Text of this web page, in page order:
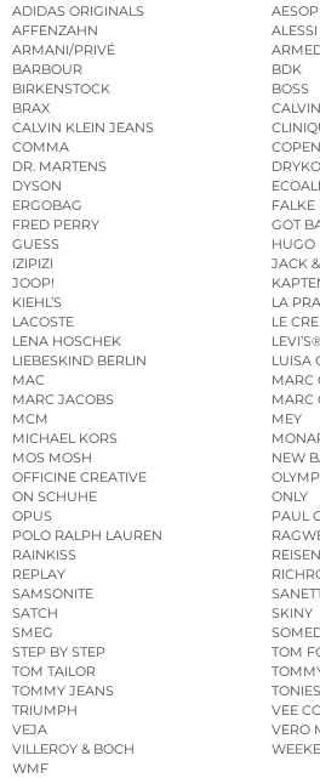
ADIDAS ORIGINALS
AESOP
AFFENZAHN
ALESSI
ARMANI/PRIVÉ
BARBOUR
BDK
BIRKENSTOCK
BOSS
BRAX
CALVIN KLEIN JEANS
COMMA
DR. MARTENS
DYSON
ERGOBAG
FALKE
FRED PERRY
GOT
GUESS
HUGO
IZIPIZI
JACK
JOOP!
KIEHL’S
LA
LACOSTE
LE
LENA HOSCHEK
LIEBESKIND BERLIN
LUISA
MAC
MARC
MARC JACOBS
MARC
MCM
MEY
MICHAEL KORS
MOS MOSH
NEW
OFFICINE CREATIVE
OLYMP
ON SCHUHE
ONLY
OPUS
PAUL
POLO RALPH LAUREN
RAINKISS
REPLAY
SAMSONITE
SATCH
SKINY
SMEG
STEP BY STEP
TOM
TOM TAILOR
TOMMY JEANS
TONIES
TRIUMPH
VEE
VEJA
VERO
VILLEROY & BOCH
WMF